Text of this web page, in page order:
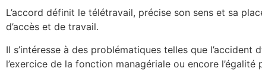
L’accord définit le télétravail, précise son sens et sa
d’accès et de travail.
Il s’intéresse à des problématiques telles que
l’exercice de la fonction managériale ou encore